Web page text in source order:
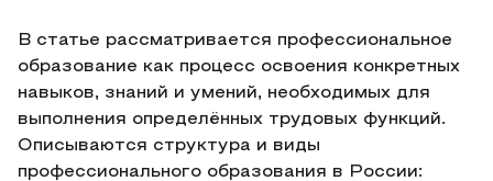
В статье рассматривается профессиональное
образование как процесс освоения конкретных
навыков, знаний и умений, необходимых для
выполнения определённых трудовых функций.
Описываются структура и виды
профессионального образования в России: